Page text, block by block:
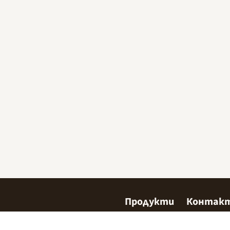
Продукти
СладкарствоКъде да